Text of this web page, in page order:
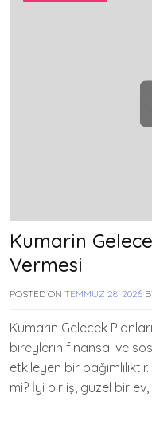
Kumarin
Vermesi
POSTED ON TEMMUZ 28, 2026
Kumarın Gelecek
bireylerin finansal ve
etkileyen bir
mi? İyi bir iş, güzel bir